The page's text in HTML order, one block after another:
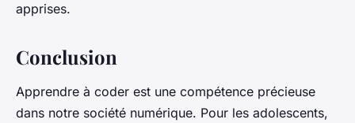
apprises.
Conclusion
Apprendre à coder est une compétence précieuse
dans notre société numérique. Pour les adolescents,